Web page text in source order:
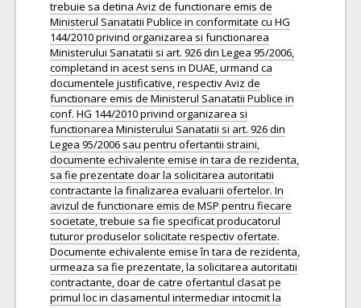
trebuie sa detina Aviz de functionare emis de
Ministerul Sanatatii Publice in conformitate cu HG
144/2010 privind organizarea si functionarea
Ministerului Sanatatii si art. 926 din Legea 95/2006,
completand in acest sens in DUAE, urmand ca
documentele justificative, respectiv Aviz de
functionare emis de Ministerul Sanatatii Publice in
conf. HG 144/2010 privind organizarea si
functionarea Ministerului Sanatatii si art. 926 din
Legea 95/2006 sau pentru ofertantii straini,
documente echivalente emise in tara de rezidenta,
sa fie prezentate doar la solicitarea autoritatii
contractante la finalizarea evaluarii ofertelor. In
avizul de functionare emis de MSP pentru fiecare
societate, trebuie sa fie specificat producatorul
tuturor produselor solicitate respectiv ofertate.
Documente echivalente emise în tara de rezidenta,
urmeaza sa fie prezentate, la solicitarea autoritatii
contractante, doar de catre ofertantul clasat pe
primul loc in clasamentul intermediar intocmit la